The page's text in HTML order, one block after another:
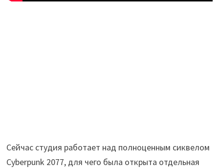
Сейчас студия работает над полноценным сиквелом
Cyberpunk 2077, для чего была открыта отдельная